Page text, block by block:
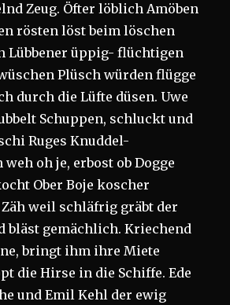
Zeug. Öfter löblich Amöben
rösten löst beim löschen
Lübbener üppig- flüchtigen
Plüsch würden flügge
durch die Lüfte düsen. Uwe
Schuppen, schluckt und
Ruges Knuddel-
oh je, erbost ob Dogge
Ober Boje koscher
weil schläfrig gräbt der
bläst gemächlich. Kriechend
bringt ihm ihre Miete
die Hirse in die Schiffe. Ede
und Emil Kehl der ewig